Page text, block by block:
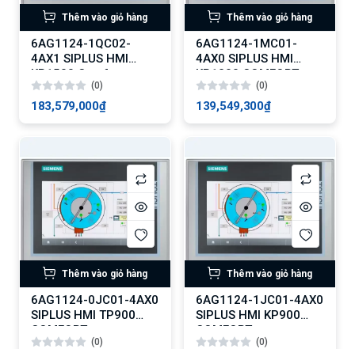
Thêm vào giỏ hàng
6AG1124-1QC02-
4AX1 SIPLUS HMI
KP1500 Comfort
(0)
183,579,000₫
Thêm vào giỏ hàng
6AG1124-1MC01-
4AX0 SIPLUS HMI
KP1200 COMFORT
(0)
139,549,300₫
Thêm vào giỏ hàng
6AG1124-0JC01-4AX0
SIPLUS HMI TP900
COMFORT
(0)
Thêm vào giỏ hàng
6AG1124-1JC01-4AX0
SIPLUS HMI KP900
COMFORT
(0)